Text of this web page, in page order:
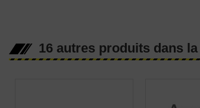
16 autres produits dans